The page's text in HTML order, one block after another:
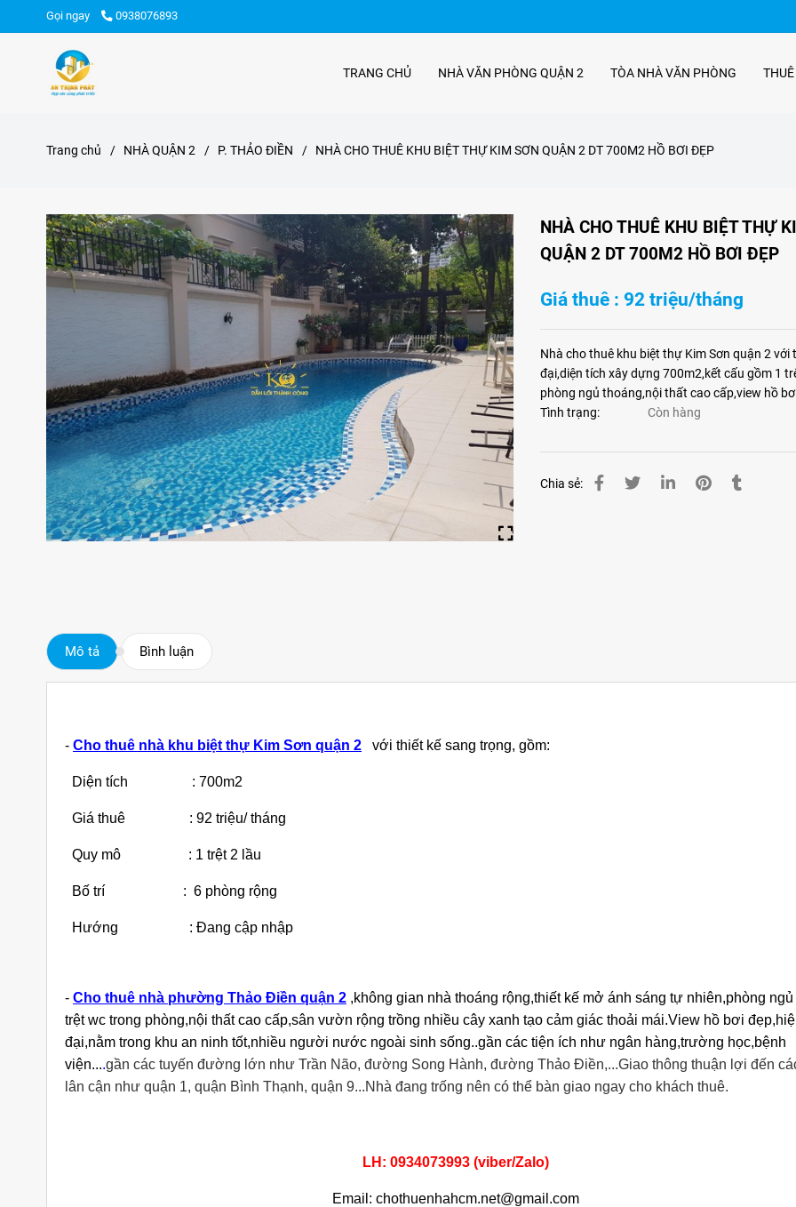
Gọi ngay 0938076893
TRANG CHỦ NHÀ VĂN PHÒNG QUẬN 2 TÒA NHÀ VĂN PHÒNG
Trang chủ / NHÀ QUẬN 2 / P. THẢO ĐIỀN / NHÀ CHO THUÊ KHU BIỆT THỰ KIM SƠN QUẬN 2 DT 700M2 HỒ BƠI ĐẸP
NHÀ CHO THUÊ KHU BIỆT THỰ
QUẬN 2 DT 700M2 HỒ BƠI ĐẸP
Giá thuê : 92 triệu/tháng
Nhà cho thuê khu biệt thự Kim Sơn quận 2 với
đại,diện tích xây dựng 700m2,kết cấu gồm 1
phòng ngủ thoáng,nội thất cao cấp,view hồ
Tình trạng:
Còn hàng
Chia sẻ:
Mô tả Bình luận
- Cho thuê nhà khu biệt thự Kim Sơn quận 2 với thiết kế sang trọng, gồm:
Diện tích : 700m2
Giá thuê : 92 triệu/ tháng
Quy mô : 1 trệt 2 lầu
Bố trí : 6 phòng rộng
Hướng : Đang cập nhập
- Cho thuê nhà phường Thảo Điền quận 2 ,không gian nhà thoáng rộng,thiết kế mở ánh sáng tự nhiên,phòng ngủ
trệt wc trong phòng,nội thất cao cấp,sân vườn rộng trồng nhiều cây xanh tạo cảm giác thoải mái.View hồ bơi
đại,nằm trong khu an ninh tốt,nhiều người nước ngoài sinh sống..gần các tiện ích như ngân hàng,trường học,bệnh
viện....gần các tuyến đường lớn như Trần Não, đường Song Hành, đường Thảo Điền,...Giao thông thuận lợi đến
lân cận như quận 1, quận Bình Thạnh, quận 9...Nhà đang trống nên có thể bàn giao ngay cho khách thuê.
LH: 0934073993 (viber/Zalo)
Email: chothuenhahcm.net@gmail.com
25 triệu/tháng
2 lầu 180 Suốt
25 triệu/tháng
1 lầu 200m2 4
40 triệu/
2 lầu 102m2